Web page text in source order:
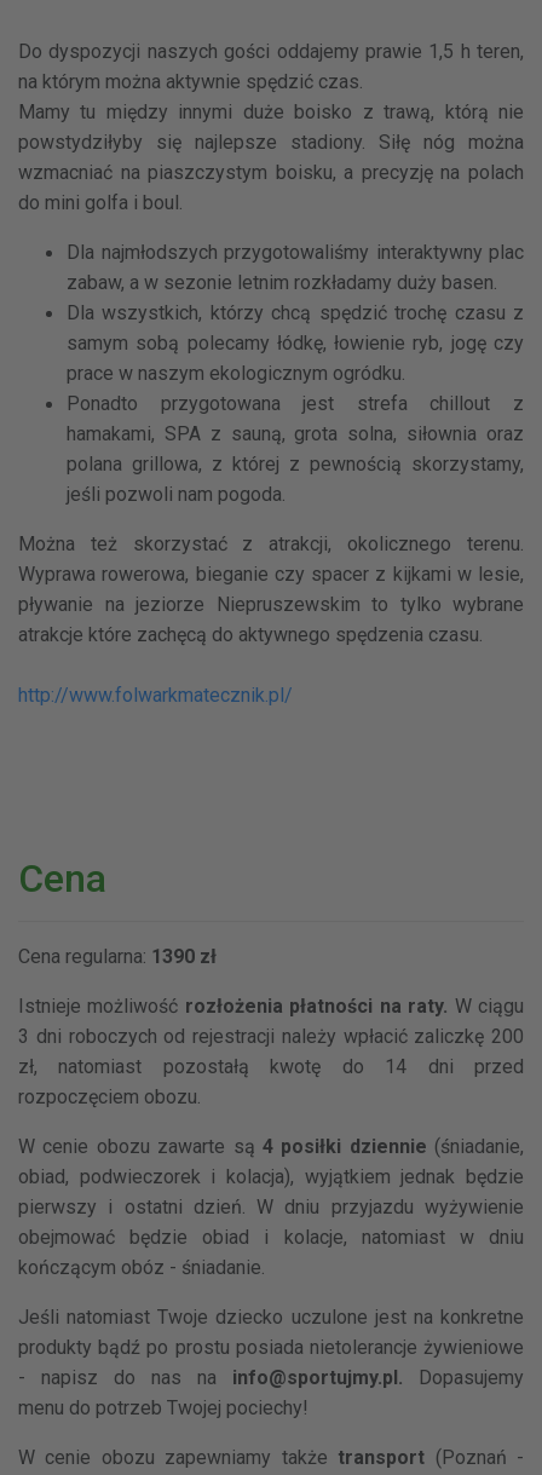
Do dyspozycji naszych gości oddajemy prawie 1,5 h teren,
na którym można aktywnie spędzić czas.
Mamy tu między innymi duże boisko z trawą, którą nie
powstydziłyby się najlepsze stadiony. Siłę nóg można
wzmacniać na piaszczystym boisku, a precyzję na polach
do mini golfa i boul.
Dla najmłodszych przygotowaliśmy interaktywny plac
zabaw, a w sezonie letnim rozkładamy duży basen.
Dla wszystkich, którzy chcą spędzić trochę czasu z
samym sobą polecamy łódkę, łowienie ryb, jogę czy
prace w naszym ekologicznym ogródku.
Ponadto przygotowana jest strefa chillout z
hamakami, SPA z sauną, grota solna, siłownia oraz
polana grillowa, z której z pewnością skorzystamy,
jeśli pozwoli nam pogoda.
Można też skorzystać z atrakcji, okolicznego terenu.
Wyprawa rowerowa, bieganie czy spacer z kijkami w lesie,
pływanie na jeziorze Niepruszewskim to tylko wybrane
atrakcje które zachęcą do aktywnego spędzenia czasu.
http://www.folwarkmatecznik.pl/
Cena
Cena regularna: 1390 zł
Istnieje możliwość rozłożenia płatności na raty. W ciągu
3 dni roboczych od rejestracji należy wpłacić zaliczkę 200
zł, natomiast pozostałą kwotę do 14 dni przed
rozpoczęciem obozu.
W cenie obozu zawarte są 4 posiłki dziennie (śniadanie,
obiad, podwieczorek i kolacja), wyjątkiem jednak będzie
pierwszy i ostatni dzień. W dniu przyjazdu wyżywienie
obejmować będzie obiad i kolacje, natomiast w dniu
kończącym obóz - śniadanie.
Jeśli natomiast Twoje dziecko uczulone jest na konkretne
produkty bądź po prostu posiada nietolerancje żywieniowe
- napisz do nas na info@sportujmy.pl.
Dopasujemy
menu do potrzeb Twojej pociechy!
W cenie obozu zapewniamy także transport (Poznań -